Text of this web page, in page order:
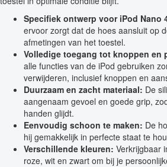
Specifiek ontwerp voor iPod Nano
ervoor zorgt dat de hoes aansluit op
afmetingen van het toestel.
Volledige toegang tot knoppen en
alle functies van de iPod gebruiken
verwijderen, inclusief knoppen en
Duurzaam en zacht materiaal: De
aangenaam gevoel en goede grip,
handen glijdt.
Eenvoudig schoon te maken: De
hij gemakkelijk in perfecte staat te
Verschillende kleuren: Verkrijgbaar
roze, wit en zwart om bij je